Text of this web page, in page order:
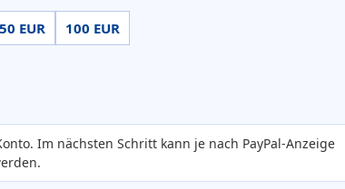
50 EUR 100 EUR
Im nächsten Schritt kann je nach PayPal-Anzeige